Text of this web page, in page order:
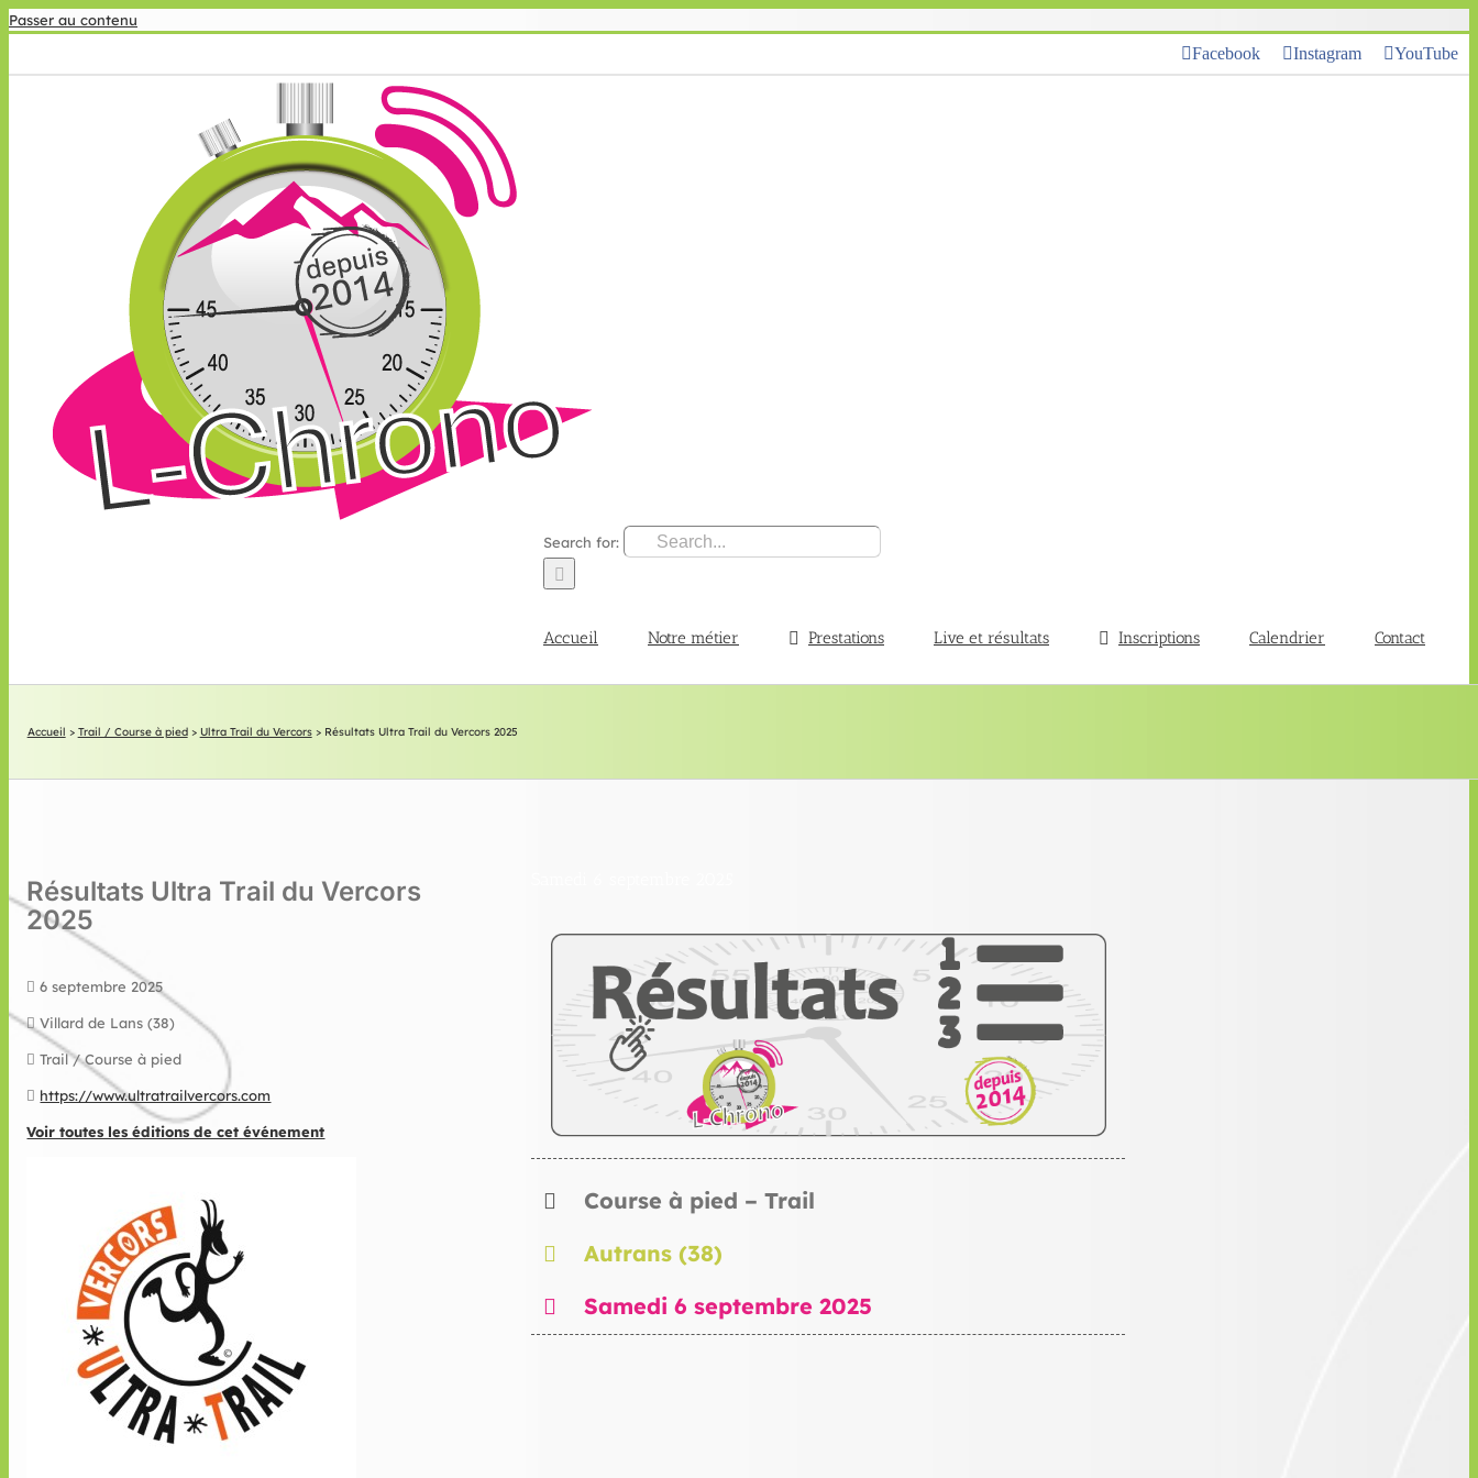
Passer au contenu
Facebook Instagram YouTube
Search for:
Accueil Notre métier Prestations Live et résultats Inscriptions Calendrier Contact
Accueil > Trail / Course à pied> Ultra Trail du Vercors> Résultats Ultra Trail du Vercors 2025
Résultats Ultra Trail du Vercors
2025
6 septembre 2025
Villard de Lans (38)
Trail / Course à pied
https://www.ultratrailvercors.com
Voir toutes les éditions de cet événement
Course à pied – Trail
Autrans (38)
Samedi 6 septembre 2025